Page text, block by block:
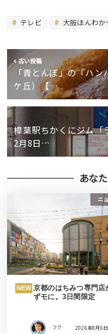
テレビ 大阪ほんわか
古い投稿
「青とんぼ」の『ハ
ケ丘）【…
樟葉駅ちかくにジム「
2月8日…
あな
ニ
NEW 京都のはちみつ専門店
ずモに。3日間限定
フク 2026年8月6日